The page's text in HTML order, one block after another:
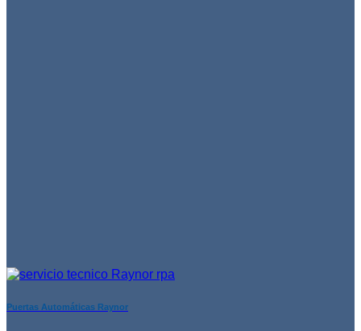
Puertas Automáticas Raynor